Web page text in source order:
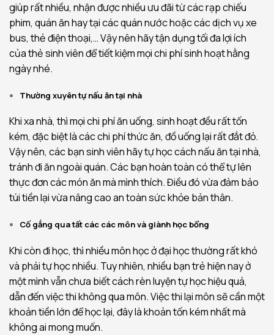
giúp rất nhiều, nhận được nhiều ưu đãi từ các rạp chiếu
phim, quán ăn hay tại các quán nước hoặc các dịch vụ xe
bus, thẻ điện thoại,… Vậy nên hãy tận dụng tối đa lợi ích
của thẻ sinh viên để tiết kiệm mọi chi phí sinh hoạt hằng
ngày nhé.
Thường xuyên tự nấu ăn tại nhà
Khi xa nhà, thì mọi chi phí ăn uống, sinh hoạt đều rất tốn
kém, đặc biệt là các chi phí thức ăn, đồ uống lại rất đắt đỏ.
Vậy nên, các bạn sinh viên hãy tự học cách nấu ăn tại nhà,
tránh đi ăn ngoài quán. Các bạn hoàn toàn có thể tự lên
thực đơn các món ăn mà mình thích. Điều đó vừa đảm bảo
túi tiền lại vừa nâng cao an toàn sức khỏe bản thân.
Cố gắng qua tất các các môn và giành học bổng
Khi còn đi học, thì nhiều môn học ở đại học thường rất khó
và phải tự học nhiều. Tuy nhiên, nhiều bạn trẻ hiện nay ở
một mình vẫn chưa biết cách rèn luyện tự học hiệu quả,
dẫn đến việc thi không qua môn. Việc thi lại môn sẽ cần một
khoản tiền lớn để học lại, đây là khoản tốn kém nhất mà
không ai mong muốn.